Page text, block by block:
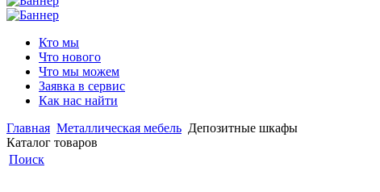
Кто мы
Что нового
Что мы можем
Заявка в сервис
Как нас найти
Главная Металлическая мебель Депозитные шкафы
Каталог товаров
Поиск